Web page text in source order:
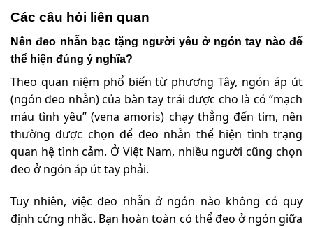
Các câu hỏi liên quan
Nên đeo nhẫn bạc tặng người yêu ở ngón tay nào để
thể hiện đúng ý nghĩa?
Theo quan niệm phổ biến từ phương Tây, ngón áp út
(ngón đeo nhẫn) của bàn tay trái được cho là có “mạch
máu tình yêu” (vena amoris) chạy thẳng đến tim, nên
thường được chọn để đeo nhẫn thể hiện tình trạng
quan hệ tình cảm. Ở Việt Nam, nhiều người cũng chọn
đeo ở ngón áp út tay phải.
Tuy nhiên, việc đeo nhẫn ở ngón nào không có quy
định cứng nhắc. Bạn hoàn toàn có thể đeo ở ngón giữa